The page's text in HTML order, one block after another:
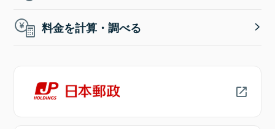
料金を計算・調べる